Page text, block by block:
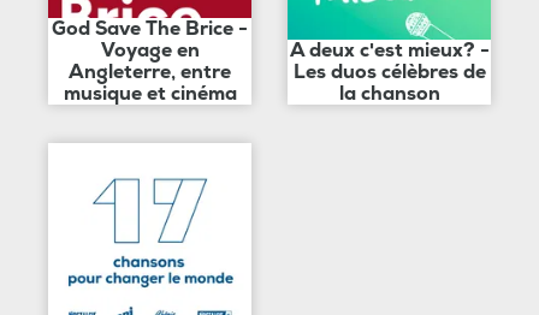
God Save The Brice -
Voyage en
Angleterre, entre
musique et cinéma
A deux c'est mieux? -
Les duos célèbres de
la chanson